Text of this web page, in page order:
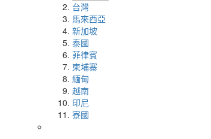
台灣
馬來西亞
新加坡
泰國
菲律賓
柬埔寨
緬甸
越南
印尼
寮國